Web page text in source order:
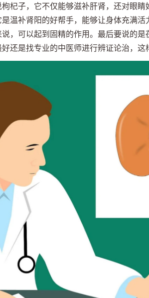
杞子，它不仅能够滋补肝肾，还对眼
温补肾阳的好帮手，能够让身体充满
，可以起到固精的作用。最后要说的
还是找专业的中医师进行辨证论治，这